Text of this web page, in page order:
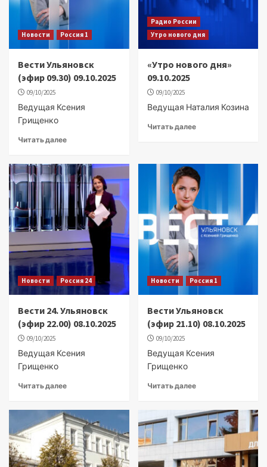
Новости Россия 1
Вести Ульяновск
(эфир 09.30) 09.10.2025
09/10/2025
Ведущая Ксения
Грищенко
Читать далее
Радио России
Утро нового дня
«Утро нового дня»
09.10.2025
09/10/2025
Ведущая Наталия Козина
Читать далее
Новости Россия 24
Вести 24. Ульяновск
(эфир 22.00) 08.10.2025
09/10/2025
Ведущая Ксения
Грищенко
Читать далее
Новости Россия 1
Вести Ульяновск
(эфир 21.10) 08.10.2025
09/10/2025
Ведущая Ксения
Грищенко
Читать далее